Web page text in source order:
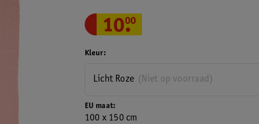
10.
00
EU maat
100 x 150 cm
Kleur
(Niet op voorraad)
Licht Roze